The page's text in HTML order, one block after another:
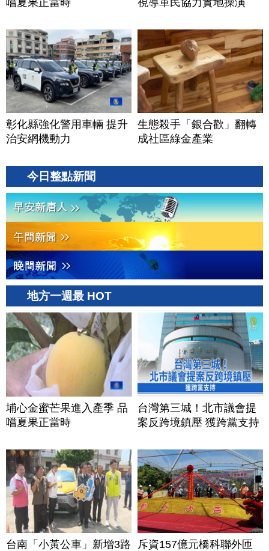
嚐夏果正當時
視導軍民協力實地操演
彰化縣強化警用車輛 提升
治安網機動力
生態殺手「銀合歡」翻轉
成社區綠金產業
今日整點新聞
地方一週最 HOT
埔心金蜜芒果進入產季 品
嚐夏果正當時
台灣第三城！北市議會提
案反跨境鎮壓 獲跨黨支持
台南「小黃公車」新增3路
斥資157億元橋科聯外匝